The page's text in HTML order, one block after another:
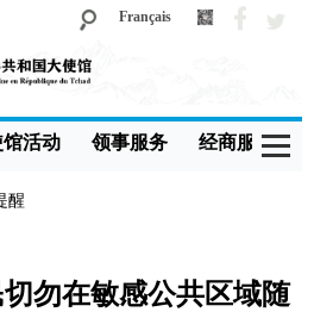
Français
馆活动 领事服务 经商服务
醒
勿在敏感公共区域随